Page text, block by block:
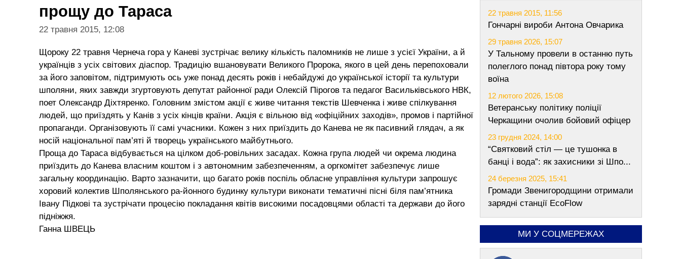
прощу до Тараса
22 травня 2015, 12:08
Щороку 22 травня Чернеча гора у Каневі зустрічає велику кількість паломників не лише з усієї України, а й
українців з усіх світових діаспор. Традицію вшановувати Великого Пророка, якого в цей день перепоховали
за його заповітом, підтримують ось уже понад десять років і небайдужі до української історії та культури
шполяни, яких завжди згуртовують депутат районної ради Олексій Пірогов та педагог Васильківського НВК,
поет Олександр Діхтяренко. Головним змістом акції є живе читання текстів Шевченка і живе спілкування
людей, що приїздять у Канів з усіх кінців країни. Акція є вільною від «офіційних заходів», промов і партійної
пропаганди. Організовують її самі учасники. Кожен з них приїздить до Канева не як пасивний глядач, а як
носій національної пам’яті й творець українського майбутнього.
Проща до Тараса відбувається на цілком доб-ровільних засадах. Кожна група людей чи окрема людина
приїздить до Канева власним коштом і з автономним забезпеченням, а оргкомітет забезпечує лише
загальну координацію. Варто зазначити, що багато років поспіль обласне управління культури запрошує
хоровий колектив Шполянського ра-йонного будинку культури виконати тематичні пісні біля пам’ятника
Івану Підкові та зустрічати процесію покладання квітів високими посадовцями області та держави до його
підніжжя.
Ганна ШВЕЦЬ
22 травня 2015, 11:56
Гончарні вироби Антона Овчарика
29 травня 2026, 15:07
У Тальному провели в останню путь
полеглого понад півтора року тому
воїна
12 лютого 2026, 15:08
Ветеранську політику поліції
Черкащини очолив бойовий офіцер
23 грудня 2024, 14:00
“Святковий стіл — це тушонка в
банці і вода”: як захисники зі Шпо...
24 березня 2025, 15:41
Громади Звенигородщини отримали
зарядні станції EcoFlow
МИ У СОЦМЕРЕЖАХ